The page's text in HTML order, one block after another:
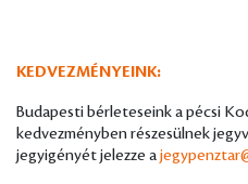
KEDVEZMÉNYEINK:
Budapesti bérleteseink a pécsi
kedvezményben részesülnek
jegyigényét jelezze a